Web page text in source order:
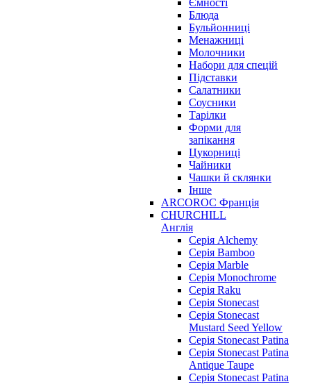
Ємності
Блюда
Бульйонниці
Менажниці
Молочники
Набори для спецій
Підставки
Салатники
Соусники
Тарілки
Форми для
запікання
Цукорниці
Чайники
Чашки й склянки
Інше
ARCOROC Франція
CHURCHILL
Англія
Серія Alchemy
Серія Bamboo
Серія Marble
Серія Monochrome
Серія Raku
Серія Stonecast
Серія Stonecast
Mustard Seed Yellow
Серія Stonecast Patina
Серія Stonecast Patina
Antique Taupe
Серія Stonecast Patina